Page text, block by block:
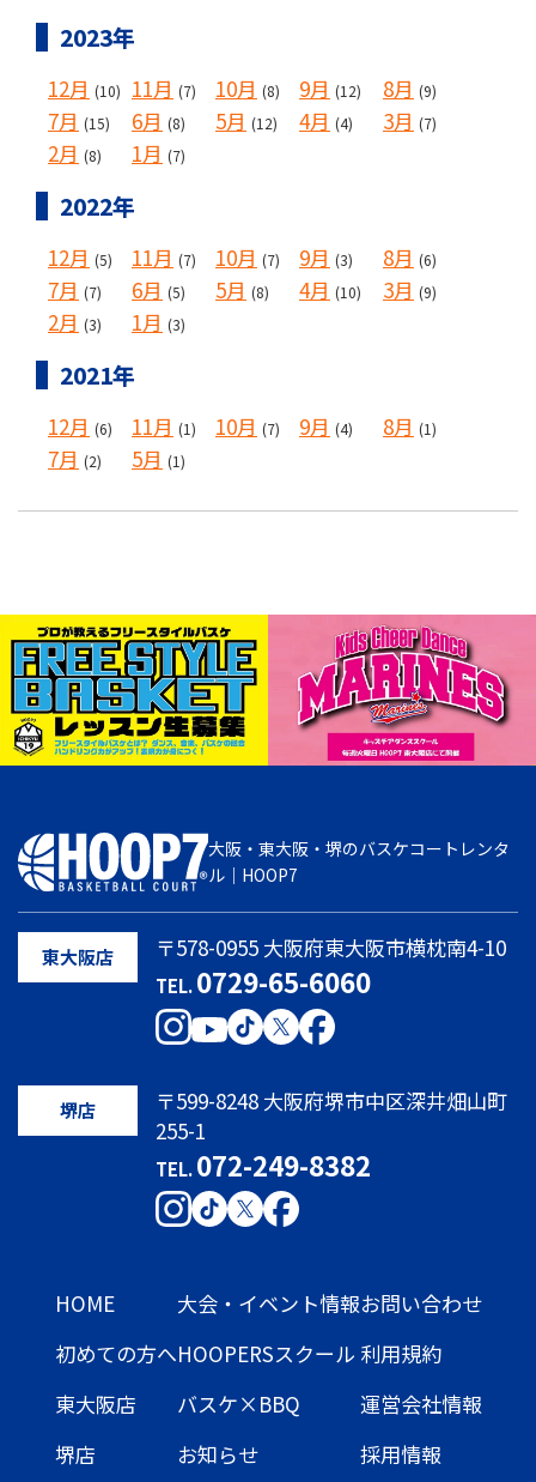
2023年
12月 (10) 11月 (7) 10月 (8) 9月 (12) 8月 (9)
7月 (15) 6月 (8) 5月 (12) 4月 (4) 3月 (7)
2月 (8) 1月 (7)
2022年
12月 (5) 11月 (7) 10月 (7) 9月 (3) 8月 (6)
7月 (7) 6月 (5) 5月 (8) 4月 (10) 3月 (9)
2月 (3) 1月 (3)
2021年
12月 (6) 11月 (1) 10月 (7) 9月 (4) 8月 (1)
7月 (2) 5月 (1)
大阪・東大阪・堺のバスケコートレンタ
ル｜HOOP7
東大阪店 〒578-0955 大阪府東大阪市横枕南4-10
TEL.0729-65-6060
堺店
〒599-8248 大阪府堺市中区深井畑山町
255-1
TEL.072-249-8382
HOME
初めての方へ
東大阪店
堺店
大会・イベント情報
HOOPERSスクール
バスケ×BBQ
お知らせ
お問い合わせ
利用規約
運営会社情報
採用情報